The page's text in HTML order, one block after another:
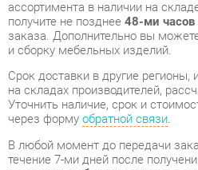
на складах производителей,
Уточнить наличие, срок и
через формуобратной связи.
течение 7-ми дней после
изменить выборили принять
Несмотря на качественную
заметили дефект при приёме - мы
деталь.Повторная доставка